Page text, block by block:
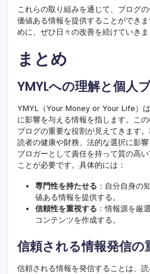
これらの取り組みを通じて、ブログ
価値ある情報を提供することができ
めに、ぜひ日々の改善を続けていきま
まとめ
YMYLへの理解と個人
YMYL（Your Money or Your Life）
に影響を与える情報を指します。こ
ブログの重要な役割が見えてきます
読者の健康や財務、法的な選択に影
ブロガーとして責任を持って質の高
ことが必要です。具体的には：
専門性を持たせる ：自分自身の
値ある情報を提供する。
信頼性を重視する ：情報源を厳
コンテンツを作成する。
信頼される情報発信の
信頼される情報を発信することは、